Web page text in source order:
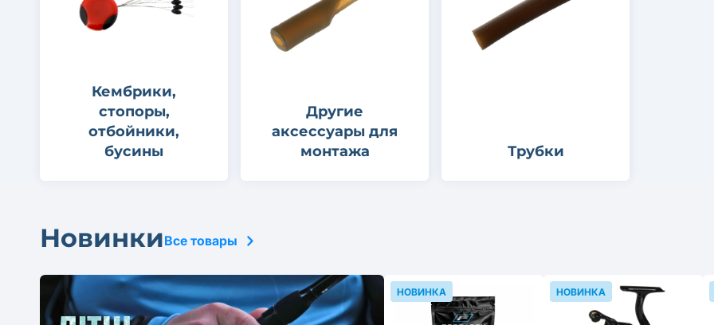
Кембрики,
стопоры,
отбойники,
бусины
Другие
аксессуары для
монтажа
Трубки
НовинкиВсе товары
НОВИНКА НОВИНКА